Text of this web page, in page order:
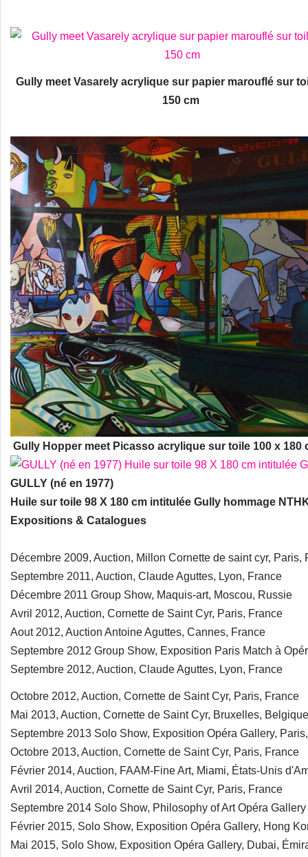
Gully meet Vasarely acrylique sur papier marouflé sur
150 cm
Gully Hopper meet Picasso acrylique sur toile 100 x 180
GULLY (né en 1977)
Huile sur toile 98 X 180 cm intitulée Gully hommage
Expositions & Catalogues
Décembre 2009, Auction, Millon Cornette de saint cyr, Paris,
Septembre 2011, Auction, Claude Aguttes, Lyon, France
Décembre 2011 Group Show, Maquis-art, Moscou, Russie
Avril 2012, Auction, Cornette de Saint Cyr, Paris, France
Aout 2012, Auction Antoine Aguttes, Cannes, France
Septembre 2012 Group Show, Exposition Paris Match à
Septembre 2012, Auction, Claude Aguttes, Lyon, France
Octobre 2012, Auction, Cornette de Saint Cyr, Paris, France
Mai 2013, Auction, Cornette de Saint Cyr, Bruxelles, Belgique
Septembre 2013 Solo Show, Exposition Opéra Gallery,
Octobre 2013, Auction, Cornette de Saint Cyr, Paris, France
Février 2014, Auction, FAAM-Fine Art, Miami, États-Unis
Avril 2014, Auction, Cornette de Saint Cyr, Paris, France
Septembre 2014 Solo Show, Philosophy of Art Opéra
Février 2015, Solo Show, Exposition Opéra Gallery, Hong
Mai 2015, Solo Show, Exposition Opéra Gallery, Dubai,